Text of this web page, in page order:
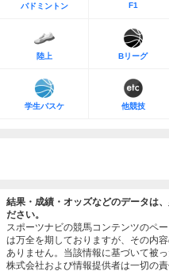
バドミントン F1
陸上 Bリーグ
学生バスケ 他競技
結果・成績・オッズなどのデータは
ださい。
スポーツナビの競馬コンテンツのペ
は万全を期しておりますが、その内
ありません。当該情報に基づいて被
株式会社および情報提供者は一切の責